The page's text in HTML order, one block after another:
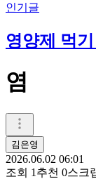
인기글
영양제 먹기
염
김은영
2026.06.02 06:01
조회 1 추천 0스크